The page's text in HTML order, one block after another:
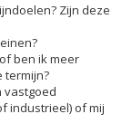
Zijn deze
ben ik meer
termijn?
vastgoed
industrieel) of mij